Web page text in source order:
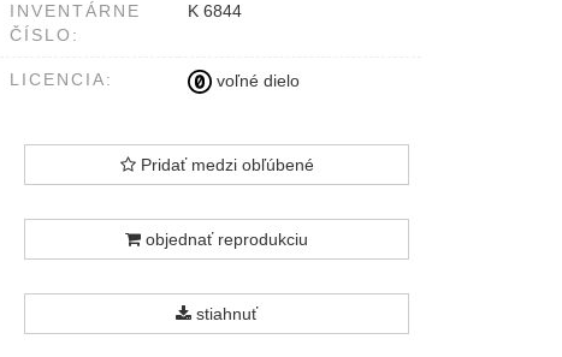
INVENTÁRNE
ČÍSLO:
K 6844
LICENCIA: voľné dielo
Pridať medzi obľúbené
objednať reprodukciu
stiahnuť